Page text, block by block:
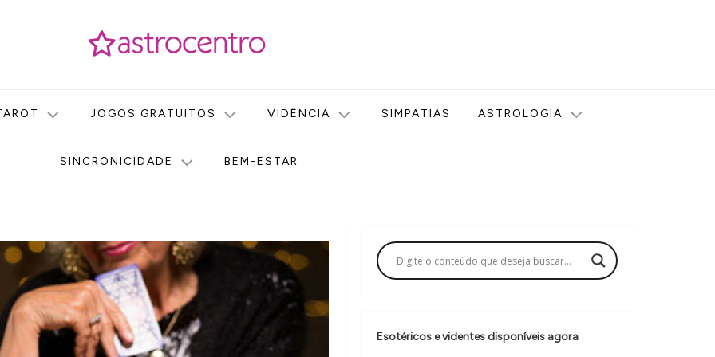
JOGOS GRATUITOS VIDÊNCIA SIMPATIAS ASTROLOGIA
SINCRONICIDADE BEM-ESTAR
Esotéricos e videntes disponíveis agora